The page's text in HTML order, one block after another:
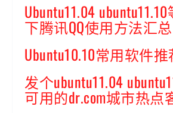
Ubuntu11.04
下腾讯QQ使用方法汇总
Ubuntu10.10常用软件推
发个ubuntu11.04
可用的dr.com城市热点